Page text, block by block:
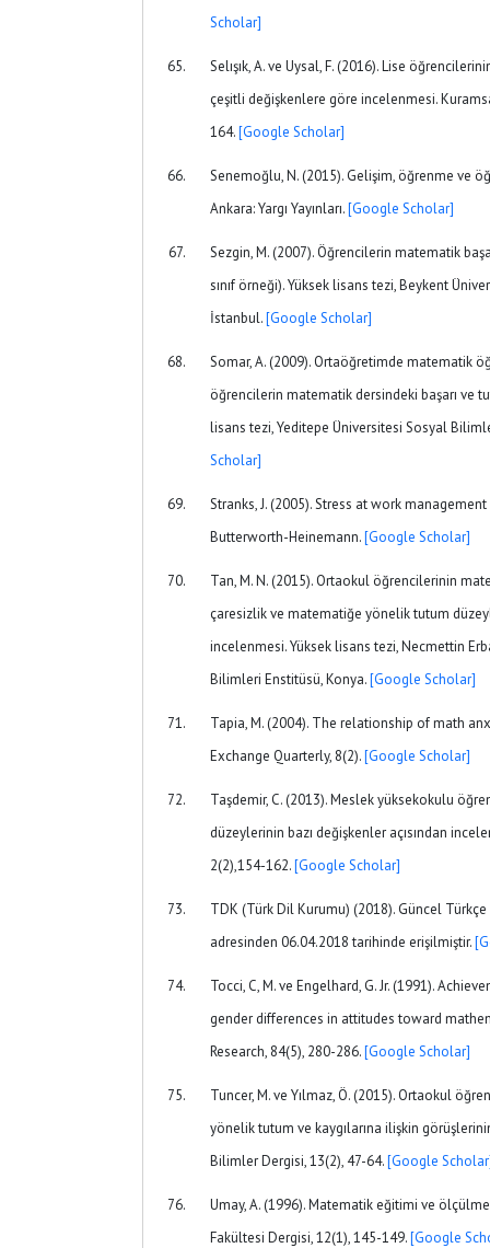
Scholar]
Selışık, A. ve Uysal, F. (2016). Lise
çeşitli değişkenlere göre incelenmesi.
164.[Google Scholar]
Senemoğlu, N. (2015). Gelişim, öğrenme ve
Ankara: Yargı Yayınları.[Google Scholar]
Sezgin, M. (2007). Öğrencilerin matematik
sınıf örneği). Yüksek lisans tezi, Beykent
İstanbul.[Google Scholar]
Somar, A. (2009). Ortaöğretimde matematik
öğrencilerin matematik dersindeki başarı ve
lisans tezi, Yeditepe Üniversitesi Sosyal
Scholar]
Stranks, J. (2005). Stress at work
Butterworth-Heinemann.[Google Scholar]
Tan, M. N. (2015). Ortaokul öğrencilerinin
çaresizlik ve matematiğe yönelik tutum
incelenmesi. Yüksek lisans tezi, Necmettin
Bilimleri Enstitüsü, Konya.[Google Scholar]
Tapia, M. (2004). The relationship of math
Exchange Quarterly, 8(2).[Google Scholar]
Taşdemir, C. (2013). Meslek yüksekokulu
düzeylerinin bazı değişkenler açısından
2(2),154-162.[Google Scholar]
TDK (Türk Dil Kurumu) (2018). Güncel
adresinden 06.04.2018 tarihinde erişilmiştir.
Tocci, C, M. ve Engelhard, G. Jr. (1991).
gender differences in attitudes toward
Research, 84(5), 280-286.[Google Scholar]
Tuncer, M. ve Yılmaz, Ö. (2015). Ortaokul
yönelik tutum ve kaygılarına ilişkin
Bilimler Dergisi, 13(2), 47-64.[Google
Umay, A. (1996). Matematik eğitimi ve
Fakültesi Dergisi, 12(1), 145-149.[Google